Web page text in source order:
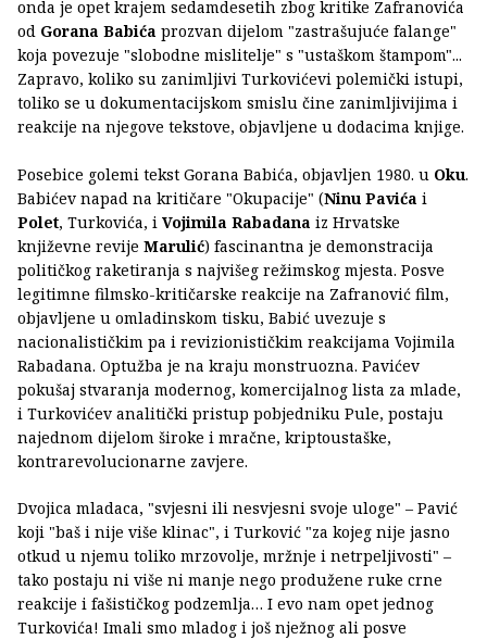
onda je opet krajem sedamdesetih zbog kritike Zafranovića
od Gorana Babića prozvan dijelom "zastrašujuće falange"
koja povezuje "slobodne mislitelje" s "ustaškom štampom"...
Zapravo, koliko su zanimljivi Turkovićevi polemički istupi,
toliko se u dokumentacijskom smislu čine zanimljivijima i
reakcije na njegove tekstove, objavljene u dodacima knjige.
Posebice golemi tekst Gorana Babića, objavljen 1980. u Oku.
Babićev napad na kritičare "Okupacije" (Ninu Pavića i
Polet, Turkovića, i Vojimila Rabadana iz Hrvatske
književne revije Marulić) fascinantna je demonstracija
političkog raketiranja s najvišeg režimskog mjesta. Posve
legitimne filmsko-kritičarske reakcije na Zafranović film,
objavljene u omladinskom tisku, Babić uvezuje s
nacionalističkim pa i revizionističkim reakcijama Vojimila
Rabadana. Optužba je na kraju monstruozna. Pavićev
pokušaj stvaranja modernog, komercijalnog lista za mlade,
i Turkovićev analitički pristup pobjedniku Pule, postaju
najednom dijelom široke i mračne, kriptoustaške,
kontrarevolucionarne zavjere.
Dvojica mladaca, "svjesni ili nesvjesni svoje uloge" – Pavić
koji "baš i nije više klinac", i Turković "za kojeg nije jasno
otkud u njemu toliko mrzovolje, mržnje i netrpeljivosti" –
tako postaju ni više ni manje nego produžene ruke crne
reakcije i fašističkog podzemlja… I evo nam opet jednog
Turkovića! Imali smo mladog i još nježnog ali posve